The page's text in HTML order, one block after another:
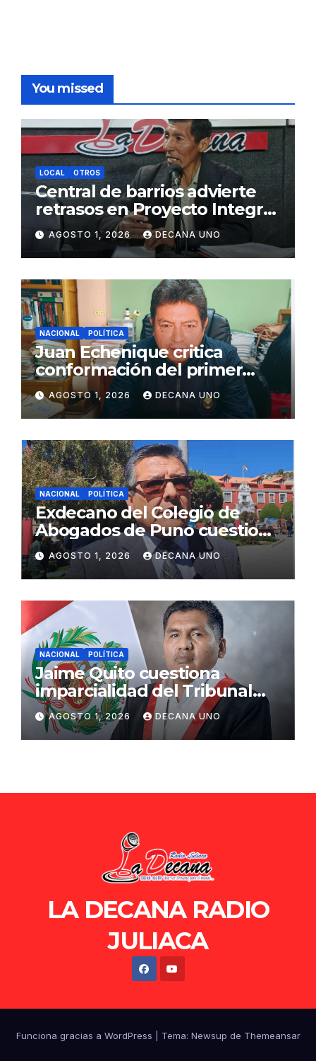
You missed
LOCAL OTROS
Central de barrios advierte
retrasos en Proyecto Integral
de Agua y Alcantarillado para
Juliaca
AGOSTO 1, 2026 DECANA UNO
NACIONAL POLÍTICA
Juan Echenique critica
conformación del primer
gabinete ministerial de Keiko
Fujimori
AGOSTO 1, 2026 DECANA UNO
NACIONAL POLÍTICA
Exdecano del Colegio de
Abogados de Puno cuestiona
propuestas sobre seguridad
ciudadana
AGOSTO 1, 2026 DECANA UNO
NACIONAL POLÍTICA
Jaime Quito cuestiona
imparcialidad del Tribunal
Constitucional tras liberación
de Ollanta Humala
AGOSTO 1, 2026 DECANA UNO
LA DECANA RADIO
JULIACA
Funciona gracias a WordPress Tema: Newsup de Themeansar